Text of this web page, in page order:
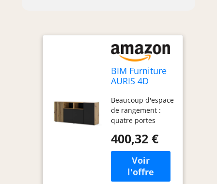
BIM Furniture
AURIS 4D
buffet 4 portes
en chêne
artisan noir
mat 180 cm
Large
Beaucoup d'espace
de rangement :
quatre portes
pour les
vêtements, la
vaisselle ou les
accessoires
électroniques
400,32 €